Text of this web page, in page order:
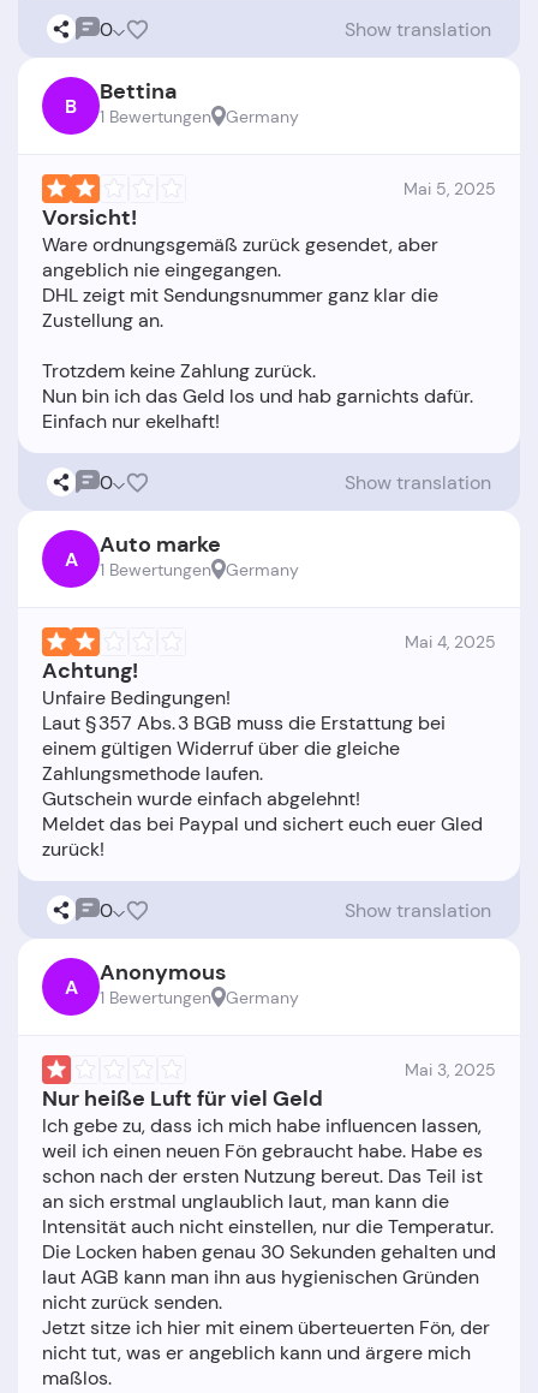
0 Show translation
B Bettina
1 Bewertungen Germany
Mai 5, 2025
Vorsicht!
Ware ordnungsgemäß zurück gesendet, aber
angeblich nie eingegangen.
DHL zeigt mit Sendungsnummer ganz klar die
Zustellung an.
Trotzdem keine Zahlung zurück.
Nun bin ich das Geld los und hab garnichts dafür.
0 Show translation
A Auto marke
1 Bewertungen Germany
Mai 4, 2025
Achtung!
Unfaire Bedingungen!
Laut § 357 Abs. 3 BGB muss die Erstattung bei
einem gültigen Widerruf über die gleiche
Zahlungsmethode laufen.
Gutschein wurde einfach abgelehnt!
Meldet das bei Paypal und sichert euch euer Gled
0 Show translation
A Anonymous
1 Bewertungen Germany
Mai 3, 2025
Nur heiße Luft für viel Geld
Ich gebe zu, dass ich mich habe influencen lassen,
weil ich einen neuen Fön gebraucht habe. Habe es
schon nach der ersten Nutzung bereut. Das Teil ist
an sich erstmal unglaublich laut, man kann die
Intensität auch nicht einstellen, nur die Temperatur.
Die Locken haben genau 30 Sekunden gehalten und
laut AGB kann man ihn aus hygienischen Gründen
nicht zurück senden.
Jetzt sitze ich hier mit einem überteuerten Fön, der
nicht tut, was er angeblich kann und ärgere mich
maßlos.